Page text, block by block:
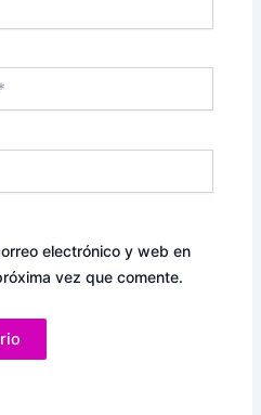
electrónico y web en
vez que comente.